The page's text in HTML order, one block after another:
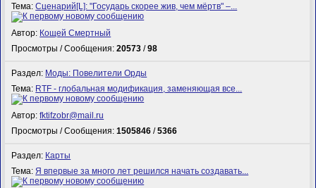
Тема:Сценарий[L]: "Государь скорее жив, чем мёртв" –...
Автор: Кощей Смертный
Просмотры / Сообщения:20573 /98
Раздел: Моды: Повелители Орды
Тема: RTF - глобальная модификация, заменяющая все...
Автор:fktifzobr@mail.ru
Просмотры / Сообщения:1505846 /5366
Раздел: Карты
Тема:Я впервые за много лет решился начать создавать...